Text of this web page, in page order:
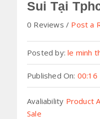
Sui Tại
0 Reviews Post a
Posted by:le minh
Published On: 00:16
Avaliability Product
Sale